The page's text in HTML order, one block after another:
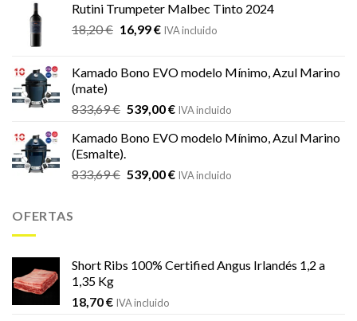
era:
21,66 €.
es:
19,19 €.
Rutini Trumpeter Malbec Tinto 2024
18,20€ El
era:
16,99€El
es:
IVA incluido
Kamado Bono EVO modelo Mínimo, Azul Marino
(mate)
833,69€ El
original
era:
833,69 €.
539,00€El
actual
539,00 €.
IVA incluido
Kamado Bono EVO modelo Mínimo, Azul Marino
(Esmalte).
833,69€ El
539,00€ElIVA incluido
OFERTAS
Short Ribs 100% Certified Angus Irlandés 1,2 a
1,35 Kg
18,70€ IVA incluido